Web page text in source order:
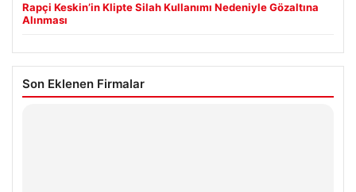
Rapçi Keskin’in Klipte Silah Kullanımı Nedeniyle Gözaltına
Alınması
Son Eklenen Firmalar